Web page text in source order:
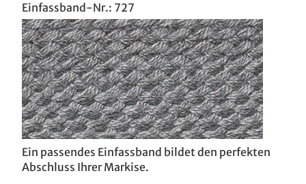
Einfassband-Nr.: 727
Ein passendes Einfassband bildet den perfekten
Abschluss Ihrer Markise.